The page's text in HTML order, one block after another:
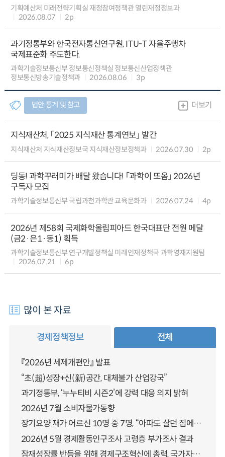
기획예산처 미래전략기획실 재정참여정책관 열린재정정보과
2026.08.07
2p
과기정통부와 한국전자통신연구원, ITU-T 자율주행차
국제표준화 주도한다.
과학기술정보통신부 정보통신정책실 정보통신산업정책관
정보통신방송기술정책과
2026.08.06 3p
법안.통계 및 참고 더보기
지식재산처, 「2025 지식재산 통계연보」 발간
지식재산처 지식재산정보국 지식재산정보정책과 2026.07.30 2p
딩동! 과학꾸러미가 배달 왔습니다! 「과학이 또옴」 2026년
구독자 모집
과학기술정보통신부 국립과천과학관 교육문화과 2026.07.24 4p
2026년 제58회 국제화학올림피아드 한국대표단 전원 메달
(금2·은1·동1) 획득
과학기술정보통신부 연구개발정책실 미래인재정책국 과학영재지원팀
2026.07.21
6p
많이 본 자료
경제정책정보 전체
『2026년 세제개편안』 발표
“초(超)성장+신(新)공간, 대체불가 산업강국”
과기정통부, ‘누누티비 시즌2’에 강력 대응 의지 밝혀
2026년 7월 소비자물가동향
장기요양 재가 어르신 10명 중 7명, “아파도 살던 집에서 살겠다” 「2025년 장기요양실태조사」 결과 발표
2026년 5월 경제활동인구조사 고령층 부가조사 결과
잠재성장률 반등을 위해 경제구조혁신에 총력, 국가자산 관리체계 대전환